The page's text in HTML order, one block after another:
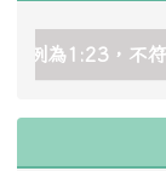
image/
image/
uploads/link to